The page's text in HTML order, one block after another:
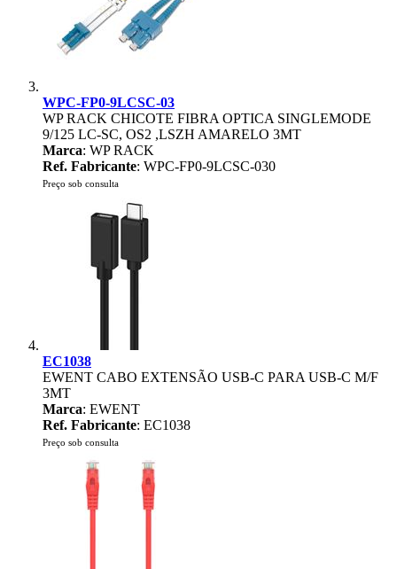
WPC-FP0-9LCSC-03
WP RACK CHICOTE FIBRA OPTICA SINGLEMODE
9/125 LC-SC, OS2 ,LSZH AMARELO 3MT
Marca: WP RACK
Ref. Fabricante: WPC-FP0-9LCSC-030
Preço sob consulta
EC1038
EWENT CABO EXTENSÃO USB-C PARA USB-C M/F
3MT
Marca: EWENT
Ref. Fabricante: EC1038
Preço sob consulta